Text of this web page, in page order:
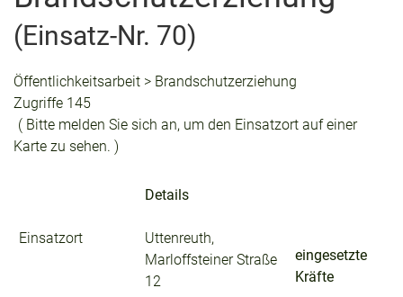
(Einsatz-Nr. 70)
Öffentlichkeitsarbeit > Brandschutzerziehung
Zugriffe 145
( Bitte melden Sie sich an, um den Einsatzort auf einer
Karte zu sehen. )
Einsatzort
Details
Uttenreuth,
Marloffsteiner Straße
12
eingesetzte
Kräfte